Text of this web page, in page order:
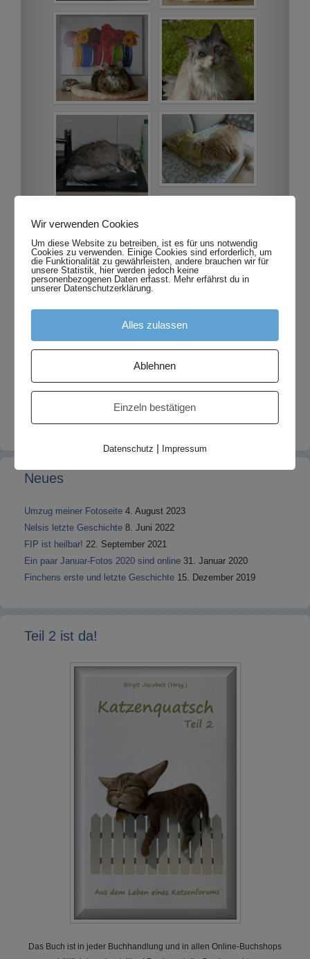
Neues
Umzug meiner Fotoseite 4. August 2023
Nelsis letzte Geschichte 8. Juni 2022
FIP ist heilbar! 22. September 2021
Ein paar Januar-Fotos 2020 sind online 31. Januar 2020
Finchens erste und letzte Geschichte 15. Dezember 2019
Teil 2 ist da!
Das Buch ist in jeder Buchhandlung und in allen Online-Buchshops
Wir verwenden Cookies
Um diese Website zu betreiben, ist es für uns notwendig
Cookies zu verwenden. Einige Cookies sind erforderlich, um
die Funktionalität zu gewährleisten, andere brauchen wir für
unsere Statistik, hier werden jedoch keine
personenbezogenen Daten erfasst. Mehr erfährst du in
unserer Datenschutzerklärung.
Alles zulassen
Ablehnen
Einzeln bestätigen
Datenschutz | Impressum